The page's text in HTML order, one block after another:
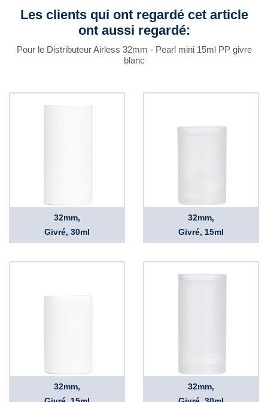
Les clients qui ont regardé cet article
ont aussi regardé:
Pour le Distributeur Airless 32mm - Pearl mini 15ml PP givre
blanc
32mm,
Givré, 30ml
32mm,
Givré, 15ml
32mm,
32mm,